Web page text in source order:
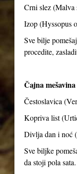
Crni slez (Malva
Izop (Hyssopus
Sve bilje
procedite,
Čajna
Čestoslavica
Kopriva list
Divlja dan i noć
Sve biljke
da stoji pola